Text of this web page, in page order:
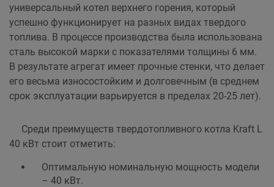
универсальный котел верхнего горения, который
успешно функционирует на разных видах твердого
топлива. В процессе производства была использована
сталь высокой марки с показателями толщины 6 мм.
В результате агрегат имеет прочные стенки, что делает
его весьма износостойким и долговечным (в среднем
срок эксплуатации варьируется в пределах 20-25 лет).
Среди преимуществ твердотопливного котла Kraft L
40 кВт стоит отметить:
Оптимальную номинальную мощность модели
– 40 кВт.